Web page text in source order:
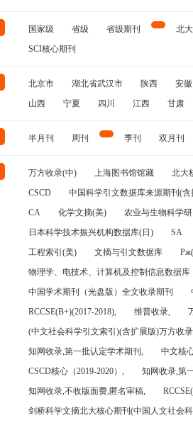
国家级 省级 省级期刊 北
SCI核心期刊
北京市 湖北省武汉市 陕西 安徽
山西
宁夏 四川 江西 甘肃
半月刊 周刊 季刊 双月刊
万方收录(中) 上海图书馆馆藏 北大
CSCD
中国科学引文数据库来源期刊(含
CA
化学文摘(美) 农业与生物科学
日本科学技术振兴机构数据库(日)
SA
工程索引(美)
文摘与引文数据库
物理学、电技术、计算机及控制信息数据库
中国学术期刊（光盘版）全文收录期刊
RCCSE(B+)(2017-2018),
维普收录,
(中文社会科学引文索引)(含扩展版)万方收
知网收录,第一批认定学术期刊,
中文核
CSCD核心（2019-2020）,
知网收录,第
知网收录,不收版面费,匿名审稿,
剑桥科学文摘北大核心期刊(中国人文社会